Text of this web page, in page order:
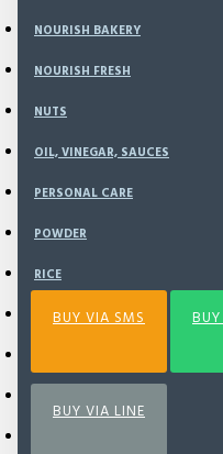
NOURISH BAKERY
NOURISH FRESH
NUTS
OIL, VINEGAR, SAUCES
PERSONAL CARE
POWDER
RICE
SEA VEGETABLE
ADD TO CART
BUY NOW
Add to Wish List
BUY VIA SMS
BUY VIA LINE